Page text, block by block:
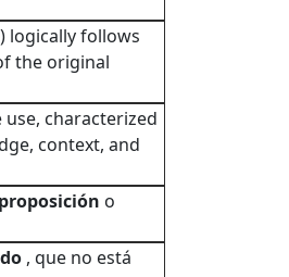
logically follows
the original
characterized
context, and
proposición o
, que no está